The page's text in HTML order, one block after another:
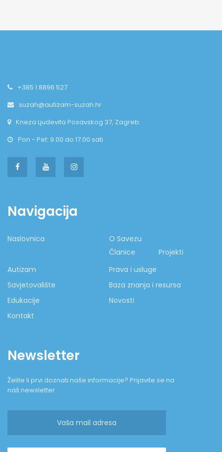
+385 1 8896 527
suzah@autizam-suzah.hr
Kneza Ljudevita Posavskog 37, Zagreb
Pon - Pet: 9.00 do 17.00 sati
Navigacija
Naslovnica
O Savezu
Članice
Projekti
Autizam
Prava i usluge
Savjetovalište
Baza znanja i resursa
Edukacije
Novosti
Kontakt
Newsletter
Želite li prvi doznati naše informacije? Prijavite se na
naš newsletter